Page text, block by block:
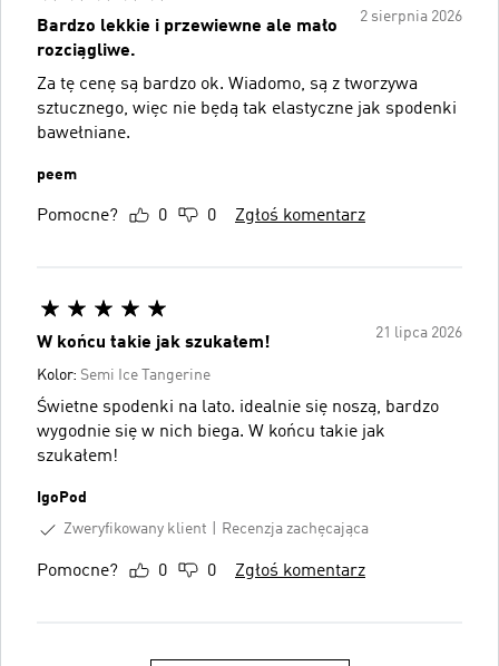
2 sierpnia 2026
Bardzo lekkie i przewiewne ale mało
rozciągliwe.
Za tę cenę są bardzo ok. Wiadomo, są z tworzywa
sztucznego, więc nie będą tak elastyczne jak spodenki
bawełniane.
peem
Pomocne? 0 0 Zgłoś komentarz
21 lipca 2026
W końcu takie jak szukałem!
Kolor: Semi Ice Tangerine
Świetne spodenki na lato. idealnie się noszą, bardzo
wygodnie się w nich biega. W końcu takie jak
szukałem!
IgoPod
Zweryfikowany klient
Recenzja zachęcająca
Pomocne? 0 0 Zgłoś komentarz